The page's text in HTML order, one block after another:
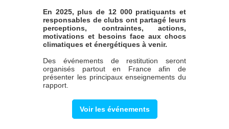
En 2025, plus de 12 000 pratiquants et
responsables de clubs ont partagé leurs
perceptions, contraintes, actions,
motivations et besoins face aux chocs
climatiques et énergétiques à venir.
Des événements de restitution seront
organisés partout en France afin de
présenter les principaux enseignements du
rapport.
Voir les événements